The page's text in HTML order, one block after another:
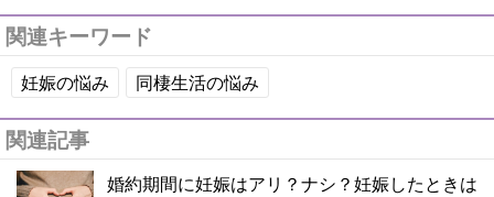
関連キーワード
妊娠の悩み 同棲生活の悩み
関連記事
婚約期間に妊娠はアリ？ナシ？妊娠したときは